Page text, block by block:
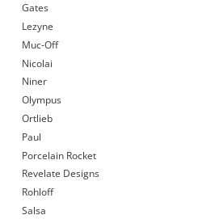
Gates
Lezyne
Muc-Off
Nicolai
Niner
Olympus
Ortlieb
Paul
Porcelain Rocket
Revelate Designs
Rohloff
Salsa